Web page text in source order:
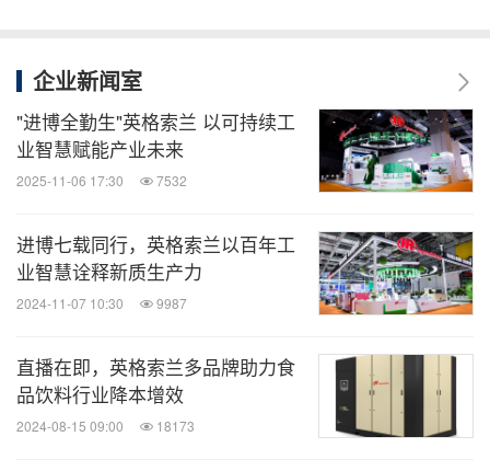
西派克数字化解决方案展现
作为拥有百余年综合经验和创新专业知识的全球领先
企业，英格索兰始终秉持可持续发展的理念、坚定多
推动环保产业的创新和社会的可持续发展。
进入中国市场多年以来，英格索兰坚定履行对中国工
业可持续发展的长期承诺，深入实施本地化战略，持
续通过技术创新探索高效能的空气系统，以深厚的技
术积累、丰富的行业经验、持续的创新升级、智能的
企业新闻室
"进博全勤生"英格索兰 以可持续工
业智慧赋能产业未来
2025-11-06 17:30 7532
进博七载同行，英格索兰以百年工
业智慧诠释新质生产力
2024-11-07 10:30 9987
直播在即，英格索兰多品牌助力食
品饮料行业降本增效
2024-08-15 09:00 18173